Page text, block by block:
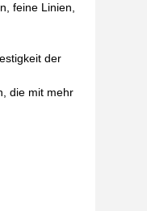
feine Linien,
der
die mit mehr